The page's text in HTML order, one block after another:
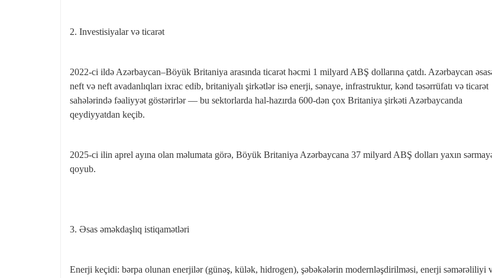
2. Investisiyalar və ticarət
2022‑ci ildə Azərbaycan–Böyük Britaniya arasında ticarət həcmi 1 milyard ABŞ dollarına çatdı. Azərbaycan
neft və neft avadanlıqları ixrac edib, britaniyalı şirkətlər isə enerji, sənaye, infrastruktur, kənd təsərrüfatı və ticarət
sahələrində fəaliyyət göstərirlər — bu sektorlarda hal‑hazırda 600‑dən çox Britaniya şirkəti Azərbaycanda
qeydiyyatdan keçib.
2025‑ci ilin aprel ayına olan məlumata görə, Böyük Britaniya Azərbaycana 37 milyard ABŞ dolları yaxın
qoyub.
3. Əsas əməkdaşlıq istiqamətləri
Enerji keçidi: bərpa olunan enerjilər (günəş, külək, hidrogen), şəbəkələrin modernləşdirilməsi, enerji səmərəliliyi